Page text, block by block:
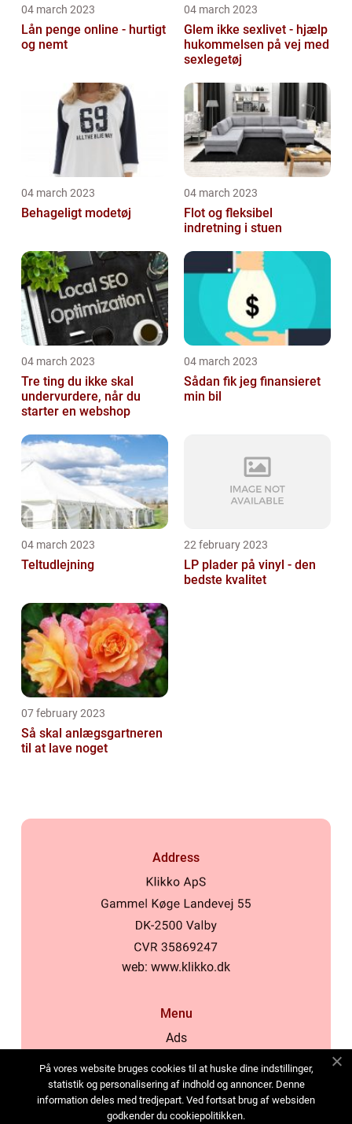
04 march 2023
Lån penge online - hurtigt
og nemt
04 march 2023
Glem ikke sexlivet - hjælp
hukommelsen på vej med
sexlegetøj
04 march 2023
Behageligt modetøj
04 march 2023
Flot og fleksibel
indretning i stuen
04 march 2023
Tre ting du ikke skal
undervurdere, når du
starter en webshop
04 march 2023
Sådan fik jeg finansieret
min bil
04 march 2023
Teltudlejning
22 february 2023
LP plader på vinyl - den
bedste kvalitet
07 february 2023
Så skal anlægsgartneren
til at lave noget
Address
web: www.klikko.dk
Menu
Ads
Cookies
Contact
På vores website bruges cookies til at huske dine indstillinger,
statistik og personalisering af indhold og annoncer. Denne
information deles med tredjepart. Ved fortsat brug af websiden
godkender du cookiepolitikken.